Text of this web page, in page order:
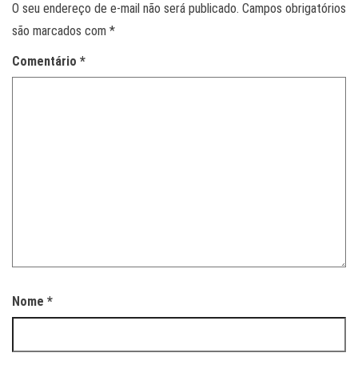
O seu endereço de e-mail não será publicado. Campos obrigatórios
são marcados com *
Comentário *
Nome *